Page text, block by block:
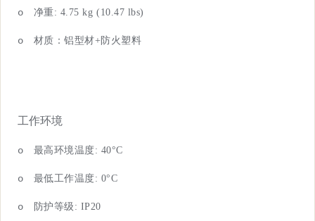
o 净重: 4.75 kg ( 10.47 lbs)
o 材质：铝型材+防火塑料
工作环境
o 最高环境温度: 40°C
o 最低工作温度: 0°C
o 防护等级 : IP20